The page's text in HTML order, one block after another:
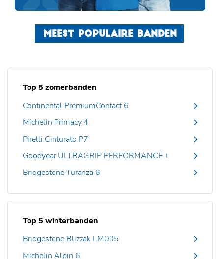
MEEST POPULAIRE BANDEN
Top 5 zomerbanden
Continental PremiumContact 6
Michelin Primacy 4
Pirelli Cinturato P7
Goodyear ULTRAGRIP PERFORMANCE +
Bridgestone Turanza 6
Top 5 winterbanden
Bridgestone Blizzak LM005
Michelin Alpin 6